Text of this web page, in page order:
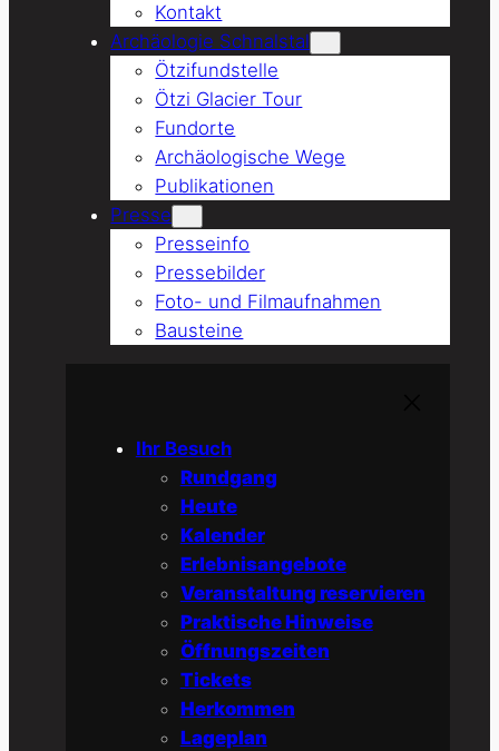
Kontakt
Archäologie Schnalstal
Ötzifundstelle
Ötzi Glacier Tour
Fundorte
Archäologische Wege
Publikationen
Presse
Presseinfo
Pressebilder
Foto- und Filmaufnahmen
Bausteine
Ihr Besuch
Rundgang
Heute
Kalender
Erlebnisangebote
Veranstaltung reservieren
Praktische Hinweise
Öffnungszeiten
Tickets
Herkommen
Lageplan